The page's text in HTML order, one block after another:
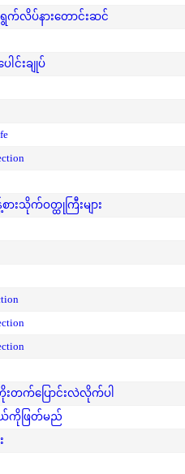
လိပ်နားတောင်းဆင်
င်းချုပ်
းသိုက်ဝတ္ထုကြီးများ
က်ပြောင်းလဲလိုက်ပါ
ယ်ကိုဖြတ်မည်